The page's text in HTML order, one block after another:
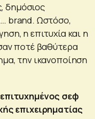
δημόσιος
brand. Ωστόσο,
η επιτυχία και η
ποτέ βαθύτερα
την ικανοποίηση
σεφ
επιχειρηματίας